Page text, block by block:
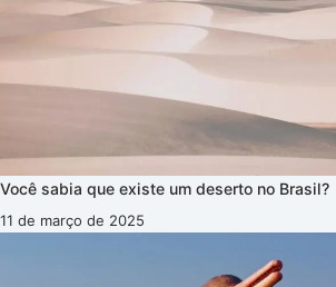
Você sabia que existe um deserto no Brasil?
11 de março de 2025